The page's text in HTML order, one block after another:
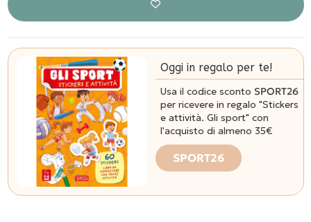
Oggi in regalo per te!
Usa il codice sconto SPORT26
per ricevere in regalo "Stickers
e attività. Gli sport" con
l'acquisto di almeno 35€
SPORT26